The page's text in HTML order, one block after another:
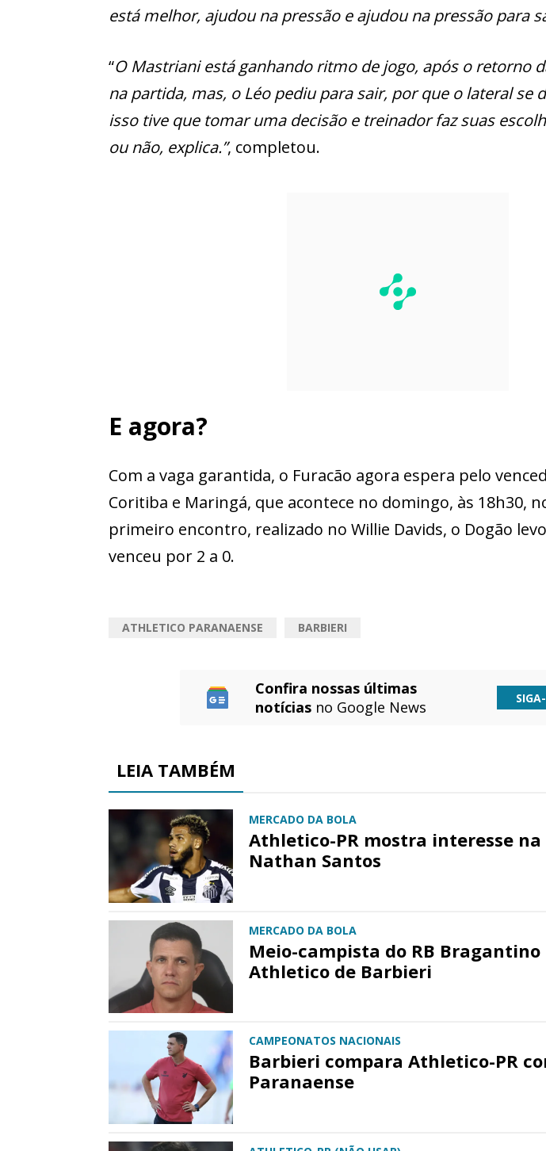
está melhor, ajudou na pressão e ajudou na pressão para
“O Mastriani está ganhando ritmo de jogo, após o retorno
na partida, mas, o Léo pediu para sair, por que o lateral se
isso tive que tomar uma decisão e treinador faz suas
ou não, explica.”, completou.
E agora?
Com a vaga garantida, o Furacão agora espera pelo
Coritiba e Maringá, que acontece no domingo, às 18h30,
primeiro encontro, realizado no Willie Davids, o Dogão
venceu por 2 a 0.
ATHLETICO PARANAENSE BARBIERI
Confira nossas últimas
notícias no Google News
LEIA TAMBÉM
MERCADO DA BOLA
Athletico-PR mostra interesse
Nathan Santos
MERCADO DA BOLA
Meio-campista do RB
Athletico de Barbieri
CAMPEONATOS NACIONAIS
Barbieri compara Athletico-PR
Paranaense